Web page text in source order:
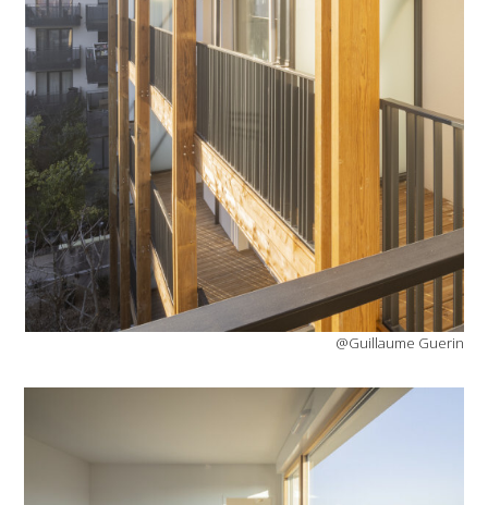
@Guillaume Guerin